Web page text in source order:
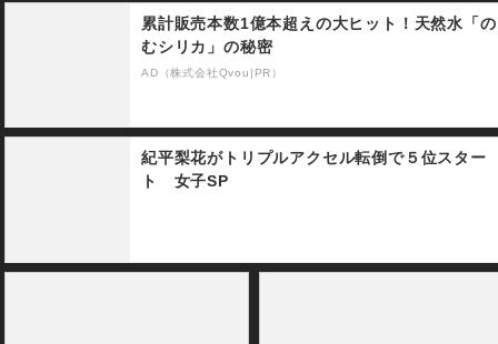
累計販売本数1億本超えの大ヒット！天然水「の
むシリカ」の秘密
AD（株式会社Qvou|PR）
紀平梨花がトリプルアクセル転倒で５位スター
ト 女子SP